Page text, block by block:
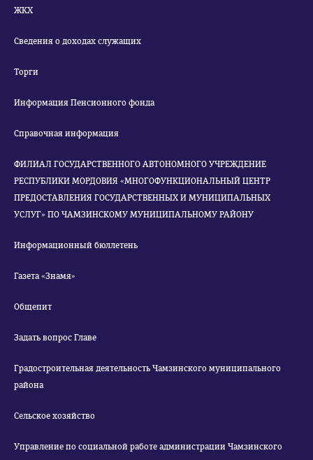
ЖКХ
Сведения о доходах служащих
Торги
Информация Пенсионного фонда
Справочная информация
ФИЛИАЛ ГОСУДАРСТВЕННОГО АВТОНОМНОГО УЧРЕЖДЕНИЕ
РЕСПУБЛИКИ МОРДОВИЯ «МНОГОФУНКЦИОНАЛЬНЫЙ ЦЕНТР
ПРЕДОСТАВЛЕНИЯ ГОСУДАРСТВЕННЫХ И МУНИЦИПАЛЬНЫХ
УСЛУГ» ПО ЧАМЗИНСКОМУ МУНИЦИПАЛЬНОМУ РАЙОНУ
Информационный бюллетень
Газета «Знамя»
Общепит
Задать вопрос Главе
Градостроительная деятельность Чамзинского муниципального
района
Сельское хозяйство
Управление по социальной работе администрации Чамзинского